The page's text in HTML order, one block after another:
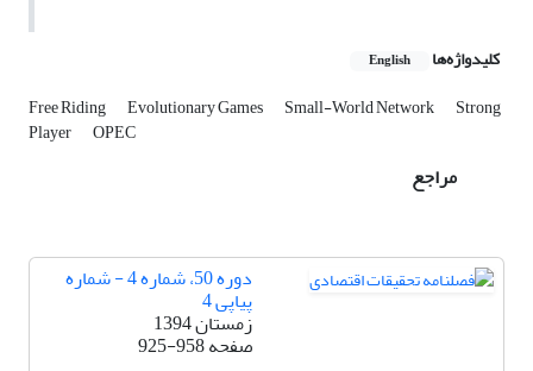
کلیدواژه‌ها English
Free Riding Evolutionary Games Small-World Network Strong
Player OPEC
مراجع
دوره 50، شماره 4 - شماره
پیاپی 4
زمستان 1394
صفحه925-958